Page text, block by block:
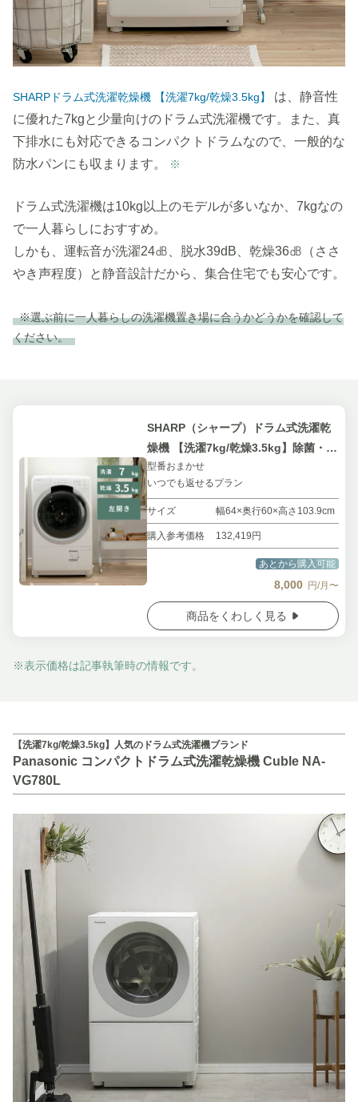
SHARPドラム式洗濯乾燥機 【洗濯7kg/乾燥3.5kg】
は、静音性
に優れた7kgと少量向けのドラム式洗濯機です。また、真
下排水にも対応できるコンパクトドラムなので、一般的な
防水パンにも収まります。
※
ドラム式洗濯機は10kg以上のモデルが多いなか、7kgなの
で一人暮らしにおすすめ。
しかも、運転音が洗濯24㏈、脱水39dB、乾燥36㏈（ささ
やき声程度）と静音設計だから、集合住宅でも安心です。
※選ぶ前に一人暮らしの洗濯機置き場に合うかどうかを確認して
ください。
SHARP（シャープ）ドラム式洗濯乾
燥機 【洗濯7kg/乾燥3.5kg】除菌・消
臭機能搭載モデル
型番おまかせ
いつでも返せるプラン
サイズ 幅64×奥行60×高さ103.9cm
購入参考価格 132,419円
あとから購入可能
8,000 円/月〜
商品をくわしく見る
※表示価格は記事執筆時の情報です。
【洗濯7kg/乾燥3.5kg】人気のドラム式洗濯機ブランド
Panasonic コンパクトドラム式洗濯乾燥機 Cuble NA-
VG780L